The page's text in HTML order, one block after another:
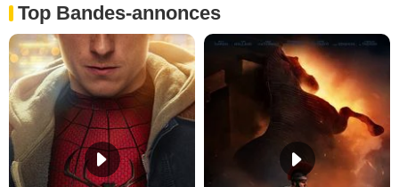
Top Bandes-annonces